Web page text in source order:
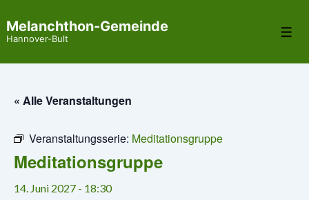
Zum
Melanchthon-Gemeinde
Hannover-Bult
« Alle Veranstaltungen
Veranstaltungsserie: Meditationsgruppe
Meditationsgruppe
14. Juni 2027 - 18:30